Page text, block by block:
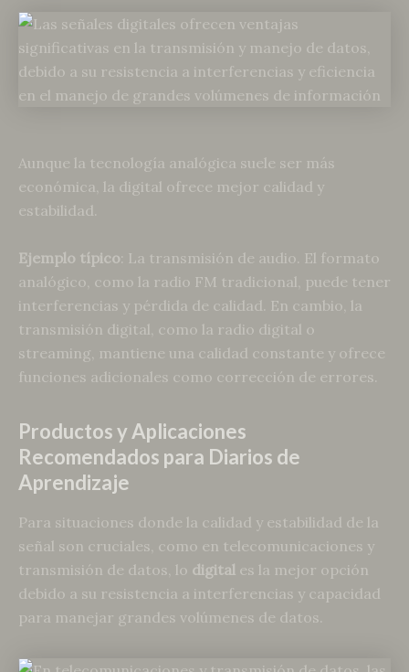
Aunque la tecnología analógica suele ser más
económica, la digital ofrece mejor calidad y
estabilidad.
Ejemplo típico: La transmisión de audio. El formato
analógico, como la radio FM tradicional, puede tener
interferencias y pérdida de calidad. En cambio, la
transmisión digital, como la radio digital o
streaming, mantiene una calidad constante y ofrece
funciones adicionales como corrección de errores.
Productos y Aplicaciones
Recomendados para Diarios de
Aprendizaje
Para situaciones donde la calidad y estabilidad de la
señal son cruciales, como en telecomunicaciones y
transmisión de datos, lo digital es la mejor opción
debido a su resistencia a interferencias y capacidad
para manejar grandes volúmenes de datos.